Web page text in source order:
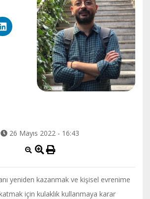
26 Mayıs 2022 - 16:43
yeniden kazanmak ve kişisel evrenime
için kulaklık kullanmaya karar